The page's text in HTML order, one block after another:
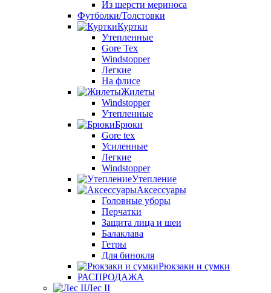
Из шерсти мериноса
Футболки/Толстовки
Куртки
Утепленные
Gore Tex
Windstopper
Легкие
На флисе
Жилеты
Windstopper
Утепленные
Брюки
Gore tex
Усиленные
Легкие
Windstopper
Утепление
Аксессуары
Головные уборы
Перчатки
Защита лица и шеи
Балаклава
Гетры
Для бинокля
Рюкзаки и сумки
РАСПРОДАЖА
Лес II